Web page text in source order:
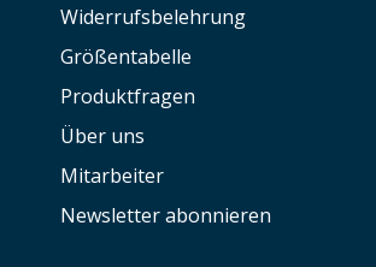
Widerrufsbelehrung
Größentabelle
Produktfragen
Über uns
Mitarbeiter
Newsletter abonnieren